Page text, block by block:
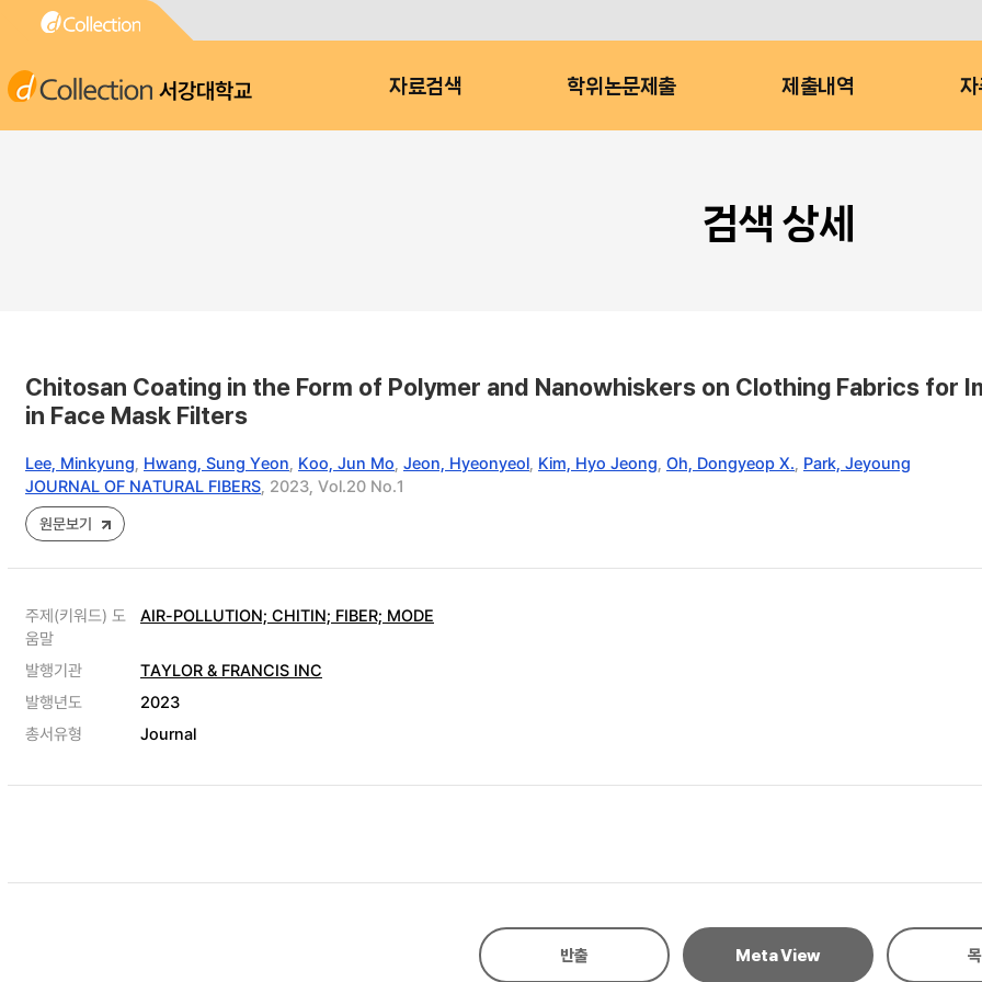
서강대학교 자료검색 학위논문제출 제출내역 자
검색 상세
Chitosan Coating in the Form of Polymer and Nanowhiskers on Clothing Fabrics
in Face Mask Filters
Lee, Minkyung, Hwang, Sung Yeon, Koo, Jun Mo, Jeon, Hyeonyeol, Kim, Hyo Jeong, Oh, Dongyeop X., Park, Jeyoung
JOURNAL OF NATURAL FIBERS, 2023, Vol.20 No.1
원문보기
주제(키워드) 도
움말
AIR-POLLUTION; CHITIN; FIBER; MODE
발행기관
TAYLOR & FRANCIS INC
발행년도
2023
총서유형
Journal
반출 Meta View